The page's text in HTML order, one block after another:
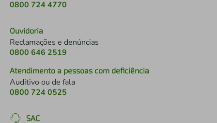
0800 724 4770
Ouvidoria
Reclamações e denúncias
0800 646 2519
Atendimento a pessoas com deficiência
Auditivo ou de fala
0800 724 0525
SAC